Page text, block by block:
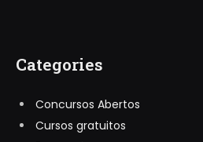
Categories
Concursos Abertos
Cursos gratuitos